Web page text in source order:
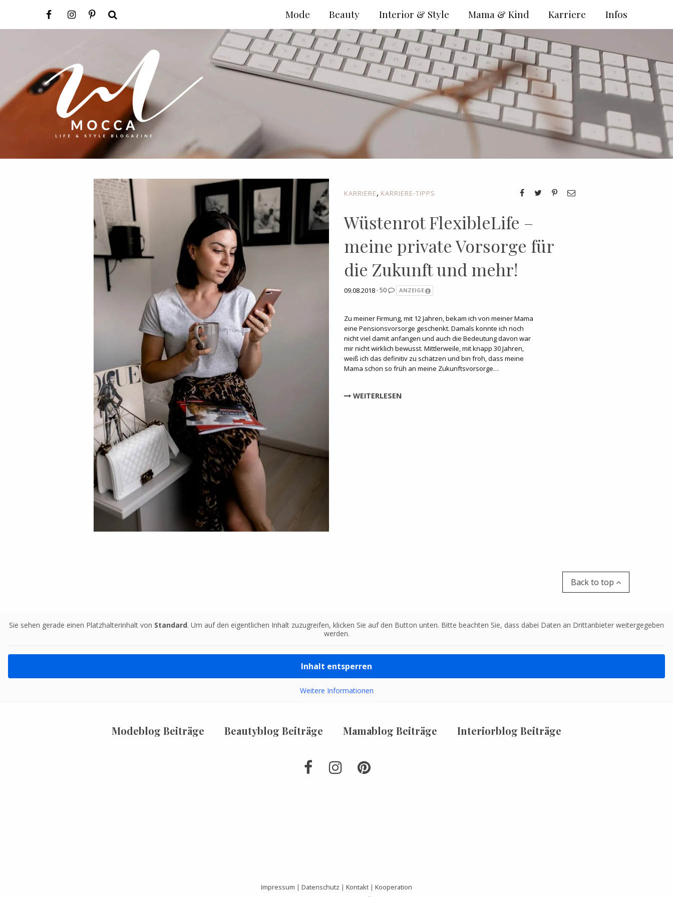
KARRIERE, KARRIERE-TIPPS
Wüstenrot FlexibleLife –
meine private Vorsorge für
die Zukunft und mehr!
09.08.2018 · 50 ANZEIGE
Zu meiner Firmung, mit 12 Jahren, bekam ich von meiner Mama
eine Pensionsvorsorge geschenkt. Damals konnte ich noch
nicht viel damit anfangen und auch die Bedeutung davon war
mir nicht wirklich bewusst. Mittlerweile, mit knapp 30 Jahren,
weiß ich das definitiv zu schätzen und bin froh, dass meine
Mama schon so früh an meine Zukunftsvorsorge…
WEITERLESEN
Back to top
Sie sehen gerade einen Platzhalterinhalt von Standard. Um auf den eigentlichen Inhalt zuzugreifen, klicken Sie auf den Button unten. Bitte beachten Sie, dass dabei Daten an Drittanbieter weitergegeben
werden.
Inhalt entsperren
Weitere Informationen
Modeblog Beiträge Beautyblog Beiträge Mamablog Beiträge Interiorblog Beiträge
Impressum | Datenschutz | Kontakt | Kooperation
Infos
Karriere
Mama & Kind
Interior & Style
Beauty
Mode